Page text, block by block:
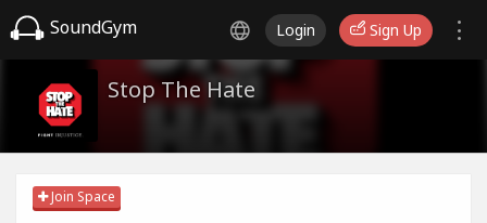
SoundGym Login Sign Up
Stop The Hate
Join Space